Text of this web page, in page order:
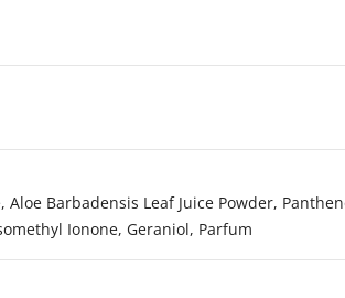
Barbadensis Leaf Juice Powder,
Ionone, Geraniol, Parfum